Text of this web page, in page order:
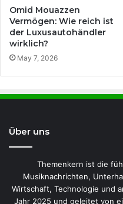
Omid Mouazzen
Vermögen: Wie reich ist
der Luxusautohändler
wirklich?
May 7, 2026
Über uns
Themenkern ist die
Musiknachrichten,
Wirtschaft, Technologie und
Jahr 2025 und geleitet von